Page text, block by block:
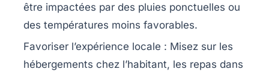
être impactées par des pluies ponctuelles ou
des températures moins favorables.
Favoriser l’expérience locale : Misez sur les
hébergements chez l’habitant, les repas dans